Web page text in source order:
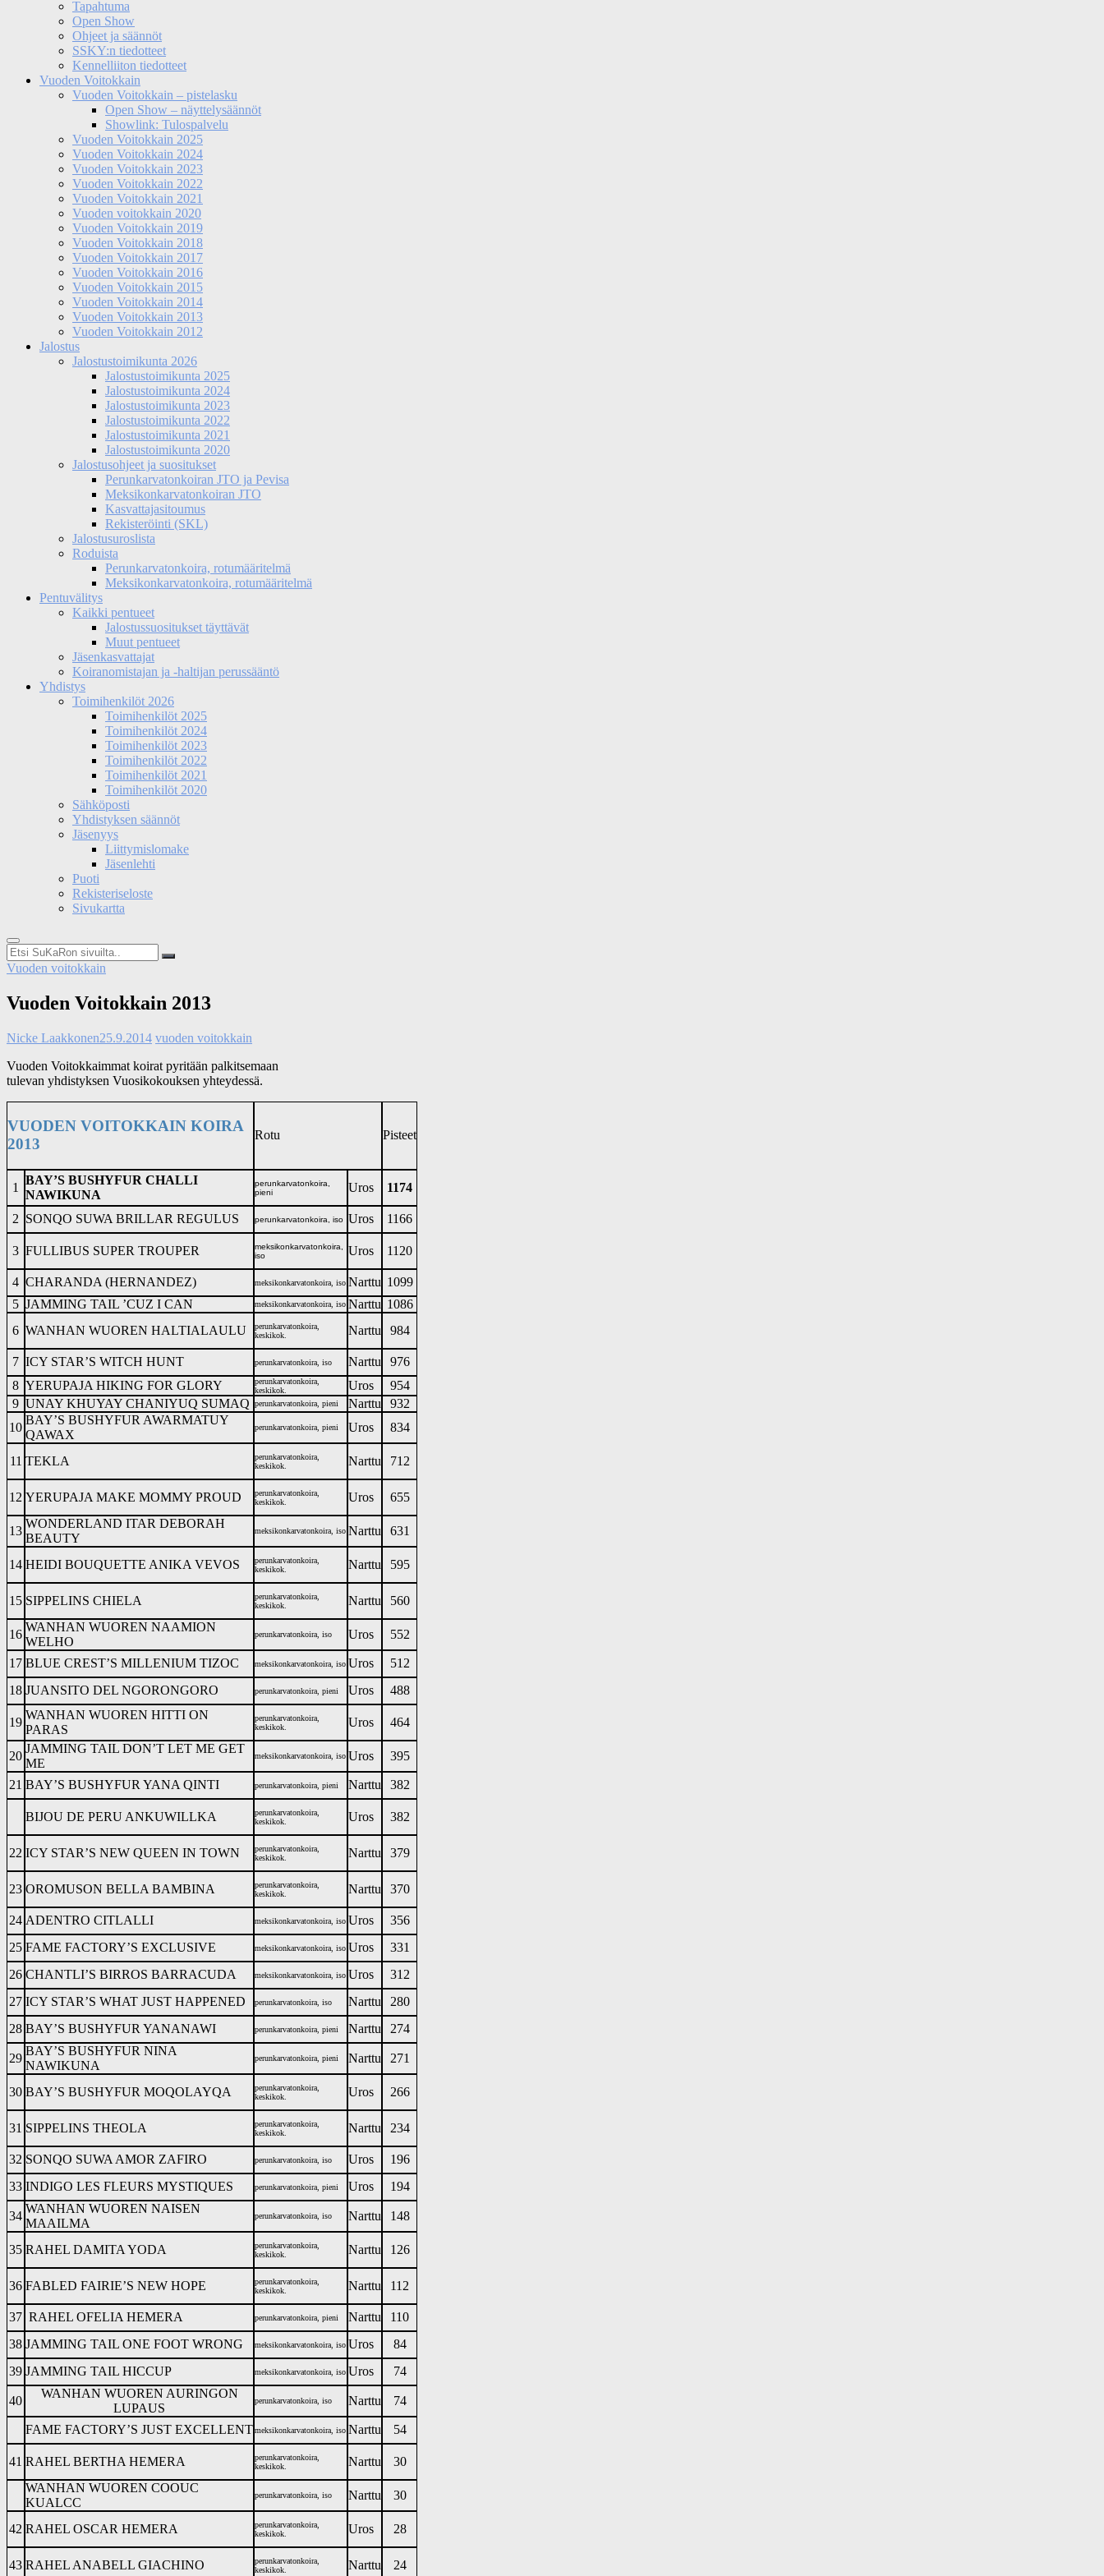
Tapahtuma
Open Show
Ohjeet ja säännöt
SSKY:n tiedotteet
Kennelliiton tiedotteet
Vuoden Voitokkain
Vuoden Voitokkain – pistelasku
Open Show – näyttelysäännöt
Showlink: Tulospalvelu
Vuoden Voitokkain 2025
Vuoden Voitokkain 2024
Vuoden Voitokkain 2023
Vuoden Voitokkain 2022
Vuoden Voitokkain 2021
Vuoden voitokkain 2020
Vuoden Voitokkain 2019
Vuoden Voitokkain 2018
Vuoden Voitokkain 2017
Vuoden Voitokkain 2016
Vuoden Voitokkain 2015
Vuoden Voitokkain 2014
Vuoden Voitokkain 2013
Vuoden Voitokkain 2012
Jalostus
Jalostustoimikunta 2026
Jalostustoimikunta 2025
Jalostustoimikunta 2024
Jalostustoimikunta 2023
Jalostustoimikunta 2022
Jalostustoimikunta 2021
Jalostustoimikunta 2020
Jalostusohjeet ja suositukset
Perunkarvatonkoiran JTO ja Pevisa
Meksikonkarvatonkoiran JTO
Kasvattajasitoumus
Rekisteröinti (SKL)
Jalostusuroslista
Roduista
Perunkarvatonkoira, rotumääritelmä
Meksikonkarvatonkoira, rotumääritelmä
Pentuvälitys
Kaikki pentueet
Jalostussuositukset täyttävät
Muut pentueet
Jäsenkasvattajat
Koiranomistajan ja -haltijan perussääntö
Yhdistys
Toimihenkilöt 2026
Toimihenkilöt 2025
Toimihenkilöt 2024
Toimihenkilöt 2023
Toimihenkilöt 2022
Toimihenkilöt 2021
Toimihenkilöt 2020
Sähköposti
Yhdistyksen säännöt
Jäsenyys
Liittymislomake
Jäsenlehti
Puoti
Rekisteriseloste
Sivukartta
Etsi
SuKaRon
Vuoden voitokkain
Vuoden Voitokkain 2013
Nicke Laakkonen25.9.2014 vuoden voitokkain
Vuoden Voitokkaimmat koirat pyritään palkitsemaan
tulevan yhdistyksen Vuosikokouksen yhteydessä.
VUODEN VOITOKKAIN KOIRA
2013
Rotu Pisteet
1
BAY’S BUSHYFUR CHALLI
NAWIKUNA
perunkarvatonkoira,
pieni
Uros 1174
2 SONQO SUWA BRILLAR REGULUS perunkarvatonkoira, iso Uros 1166
3 FULLIBUS SUPER TROUPER
meksikonkarvatonkoira,
iso
Uros 1120
4 CHARANDA (HERNANDEZ) meksikonkarvatonkoira, iso Narttu 1099
5 JAMMING TAIL ’CUZ I CAN meksikonkarvatonkoira, iso Narttu 1086
6 WANHAN WUOREN HALTIALAULU
perunkarvatonkoira,
keskikok.
Narttu 984
7 ICY STAR’S WITCH HUNT perunkarvatonkoira, iso Narttu
976
8 YERUPAJA HIKING FOR GLORY
perunkarvatonkoira,
keskikok.
Uros
954
9 UNAY KHUYAY CHANIYUQ SUMAQ perunkarvatonkoira, pieni Narttu
932
10
BAY’S BUSHYFUR AWARMATUY
QAWAX
perunkarvatonkoira, pieni Uros 834
11 TEKLA
perunkarvatonkoira,
keskikok.
Narttu 712
12 YERUPAJA MAKE MOMMY PROUD
perunkarvatonkoira,
keskikok.
Uros 655
13
WONDERLAND ITAR DEBORAH
BEAUTY
meksikonkarvatonkoira, iso Narttu 631
14 HEIDI BOUQUETTE ANIKA VEVOS
perunkarvatonkoira,
keskikok.
Narttu 595
15 SIPPELINS CHIELA
perunkarvatonkoira,
keskikok.
Narttu 560
16
WANHAN WUOREN NAAMION
WELHO
perunkarvatonkoira, iso Uros 552
17 BLUE CREST’S MILLENIUM TIZOC meksikonkarvatonkoira, iso Uros
512
18 JUANSITO DEL NGORONGORO perunkarvatonkoira, pieni Uros 488
19
WANHAN WUOREN HITTI ON
PARAS
perunkarvatonkoira,
keskikok.
Uros 464
20
JAMMING TAIL DON’T LET ME GET
ME
meksikonkarvatonkoira, iso Uros 395
21 BAY’S BUSHYFUR YANA QINTI perunkarvatonkoira, pieni Narttu 382
BIJOU DE PERU ANKUWILLKA
perunkarvatonkoira,
keskikok.
Uros 382
22 ICY STAR’S NEW QUEEN IN TOWN
perunkarvatonkoira,
keskikok.
Narttu 379
23 OROMUSON BELLA BAMBINA
perunkarvatonkoira,
keskikok.
Narttu 370
24 ADENTRO CITLALLI meksikonkarvatonkoira, iso Uros
356
25 FAME FACTORY’S EXCLUSIVE meksikonkarvatonkoira, iso Uros
331
26 CHANTLI’S BIRROS BARRACUDA meksikonkarvatonkoira, iso Uros
312
27 ICY STAR’S WHAT JUST HAPPENED perunkarvatonkoira, iso Narttu
280
28 BAY’S BUSHYFUR YANANAWI perunkarvatonkoira, pieni Narttu 274
29
BAY’S BUSHYFUR NINA
NAWIKUNA
perunkarvatonkoira, pieni Narttu 271
30 BAY’S BUSHYFUR MOQOLAYQA
perunkarvatonkoira,
keskikok.
Uros 266
31 SIPPELINS THEOLA
perunkarvatonkoira,
keskikok.
Narttu 234
32 SONQO SUWA AMOR ZAFIRO perunkarvatonkoira, iso Uros
196
33 INDIGO LES FLEURS MYSTIQUES perunkarvatonkoira, pieni Uros 194
34
WANHAN WUOREN NAISEN
MAAILMA
perunkarvatonkoira, iso Narttu 148
35 RAHEL DAMITA YODA
perunkarvatonkoira,
keskikok.
Narttu 126
36 FABLED FAIRIE’S NEW HOPE
perunkarvatonkoira,
keskikok.
Narttu 112
37 RAHEL OFELIA HEMERA perunkarvatonkoira, pieni Narttu
110
38 JAMMING TAIL ONE FOOT WRONG meksikonkarvatonkoira, iso Uros
84
39 JAMMING TAIL HICCUP meksikonkarvatonkoira, iso Uros 74
40
WANHAN WUOREN AURINGON
LUPAUS
perunkarvatonkoira, iso Narttu 74
FAME FACTORY’S JUST EXCELLENTmeksikonkarvatonkoira, iso Narttu 54
41 RAHEL BERTHA HEMERA
perunkarvatonkoira,
keskikok.
Narttu
30
WANHAN WUOREN COOUC
KUALCC
perunkarvatonkoira, iso Narttu 30
42 RAHEL OSCAR HEMERA
perunkarvatonkoira,
keskikok.
Uros 28
43 RAHEL ANABELL GIACHINO
perunkarvatonkoira,
keskikok.
Narttu 24